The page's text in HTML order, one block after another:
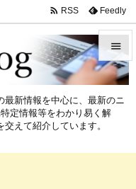



 RSS Feedly
新情報を中心に、最新のニ
定情報等をわかり易く解
えて紹介しています。